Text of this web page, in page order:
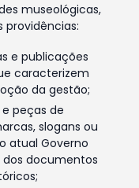
museológicas,
providências:
e publicações
caracterizem
da gestão;
peças de
slogans ou
atual Governo
dos documentos